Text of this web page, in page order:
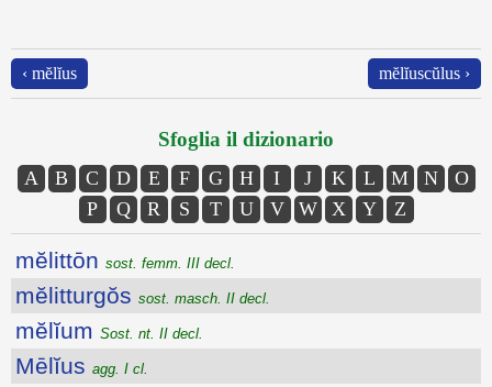
‹ mĕlĭus mĕlĭuscŭlus ›
Sfoglia il dizionario
A B C D E F G H I J K L M N
O
P
Q R S T U V W X Y Z
mĕlittōn sost. femm. III decl.
mĕlitturgŏs sost. masch. II decl.
mĕlĭum Sost. nt. II decl.
Mēlĭus agg. I cl.